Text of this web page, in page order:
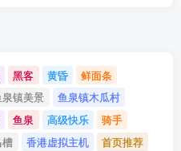
黑客 黄昏
鲜面条
泉镇美景
鱼泉镇木瓜村
鱼泉 高级快乐
骑手
槽 香港虚拟主机
首页推荐